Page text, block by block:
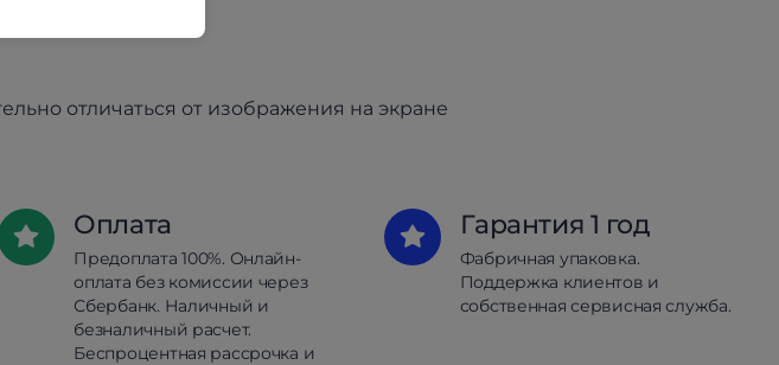
отличаться от изображения на экране
Оплата
Предоплата 100%. Онлайн-
оплата без комиссии через
Сбербанк. Наличный и
безналичный расчет.
Беспроцентная рассрочка и
Гарантия 1 год
Фабричная упаковка.
Поддержка клиентов и
собственная сервисная служба.